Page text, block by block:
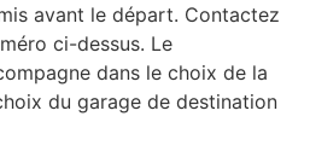
avant le départ. Contactez
ci-dessus. Le
dans le choix de la
du garage de destination